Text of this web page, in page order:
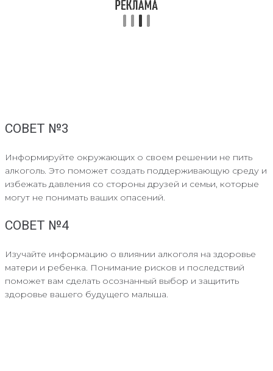
СОВЕТ №3
Информируйте окружающих о своем решении не пить
алкоголь. Это поможет создать поддерживающую среду и
избежать давления со стороны друзей и семьи, которые
могут не понимать ваших опасений.
СОВЕТ №4
Изучайте информацию о влиянии алкоголя на здоровье
матери и ребенка. Понимание рисков и последствий
поможет вам сделать осознанный выбор и защитить
здоровье вашего будущего малыша.